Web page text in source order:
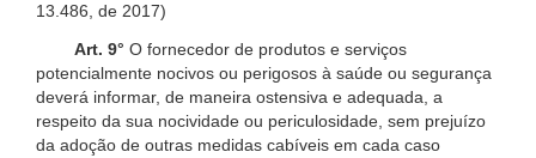
13.486, de 2017)
Art. 9° O fornecedor de produtos e serviços
potencialmente nocivos ou perigosos à saúde ou segurança
deverá informar, de maneira ostensiva e adequada, a
respeito da sua nocividade ou periculosidade, sem prejuízo
da adoção de outras medidas cabíveis em cada caso